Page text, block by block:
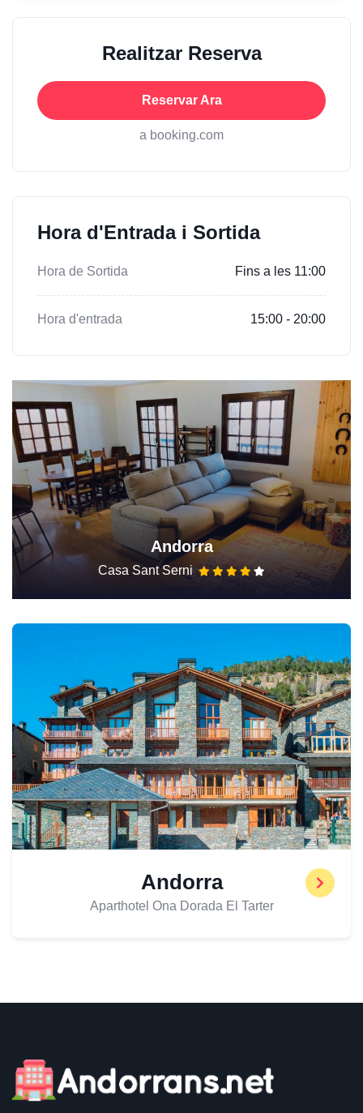
Realitzar Reserva
Reservar Ara
a booking.com
Hora d'Entrada i Sortida
Hora de Sortida Fins a les 11:00
Hora d'entrada 15:00 - 20:00
Andorra
Casa Sant Serni
Andorra
Aparthotel Ona Dorada El Tarter